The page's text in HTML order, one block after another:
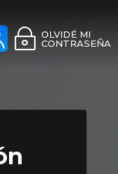
OLVIDÉ MI
CONTRASEÑA